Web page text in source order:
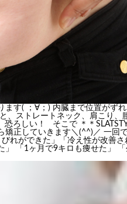
ます( ；∀；) 内臓まで位置がず
、ストレートネック、肩こり、
恐ろしい！ そこで ＊＊
矯正していきます＼(^^)／ 一回
ができた」「冷え性が改善さ
」 「1ヶ月で9キロも痩せた」